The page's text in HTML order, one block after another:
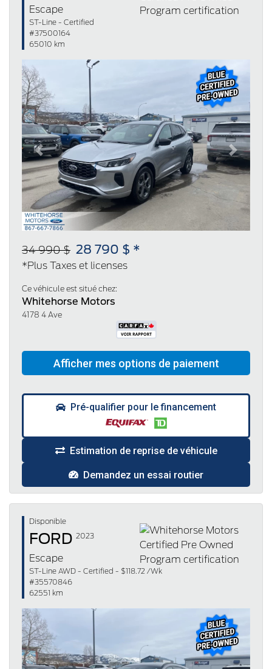
Escape
ST-Line - Certified
#37500164
65010 km
Previous Next
34 990 $ 28 790 $ *
*Plus Taxes et licenses
Ce véhicule est situé chez:
Whitehorse Motors
4178 4 Ave
Pré-qualifier pour le financement
Estimation de reprise de véhicule
Demandez un essai routier
Disponible
FORD 2023
Escape
ST-Line AWD - Certified - $118.72 /Wk
#35570846
62551 km